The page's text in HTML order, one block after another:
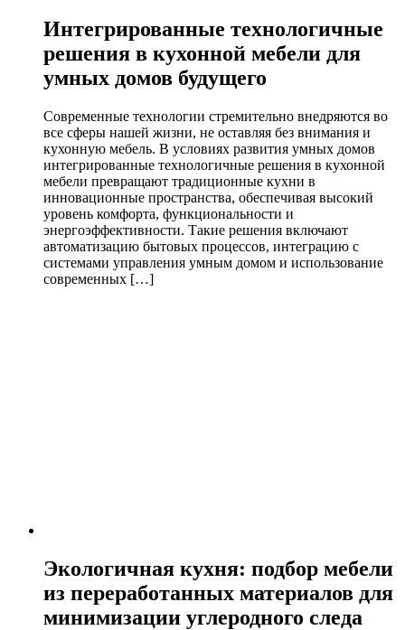
Интегрированные технологичные
решения в кухонной мебели для
умных домов будущего
Современные технологии стремительно внедряются во
все сферы нашей жизни, не оставляя без внимания и
кухонную мебель. В условиях развития умных домов
интегрированные технологичные решения в кухонной
мебели превращают традиционные кухни в
инновационные пространства, обеспечивая высокий
уровень комфорта, функциональности и
энергоэффективности. Такие решения включают
автоматизацию бытовых процессов, интеграцию с
системами управления умным домом и использование
современных […]
Экологичная кухня: подбор мебели
из переработанных материалов для
минимизации углеродного следа